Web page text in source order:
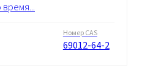
Номер CAS
69012-64-2